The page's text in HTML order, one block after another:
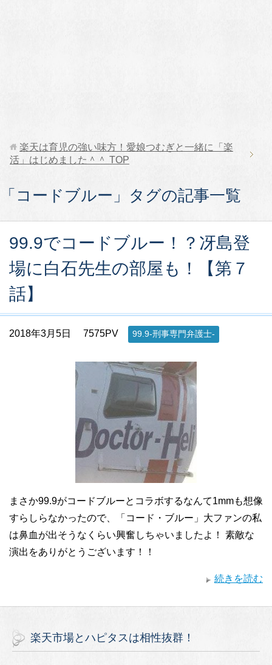
楽天は育児の強い味方！愛娘つむぎと一緒に「楽
活」はじめました＾＾ TOP
「コードブルー」タグの記事一覧
99.9でコードブルー！？冴島登
場に白石先生の部屋も！【第７
話】
2018年3月5日 7575PV 99.9-刑事専門弁護士-
まさか99.9がコードブルーとコラボするなんて1mmも想像
すらしらなかったので、「コード・ブルー」大ファンの私
は鼻血が出そうなくらい興奮しちゃいましたよ！ 素敵な
演出をありがとうございます！！
続きを読む
楽天市場とハピタスは相性抜群！